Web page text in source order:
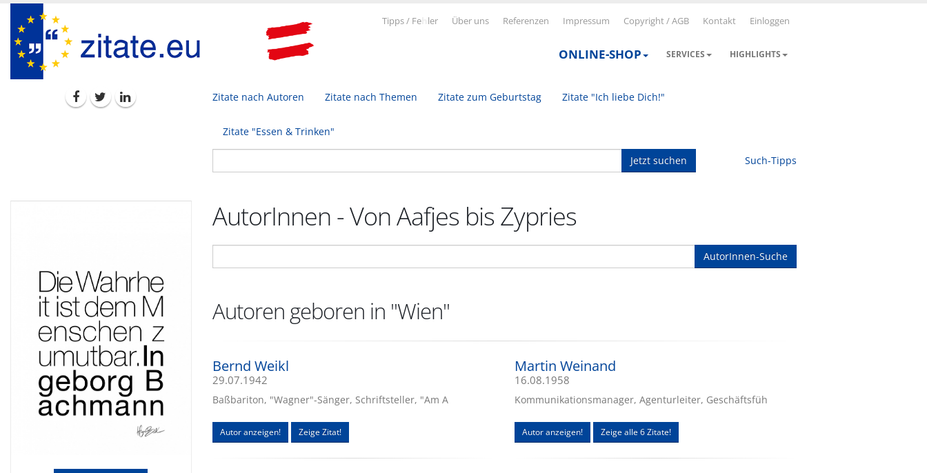
Tipps / Fe ler Über uns Referenzen Impressum Copyright / AGB Kontakt Einloggen
ONLINE-SHOP SERVICES HIGHLIGHTS
Zitate nach Autoren Zitate nach Themen Zitate zum Geburtstag Zitate "Ich liebe Dich!"
Zitate "Essen & Trinken"
Jetzt suchen Such-Tipps
AutorInnen - Von Aafjes bis Zypries
AutorInnen-Suche
Autoren geboren in "Wien"
Bernd Weikl
29.07.1942
Baßbariton, "Wagner"-Sänger, Schriftsteller, "Am A
Autor anzeigen! Zeige Zitat!
Martin Weinand
16.08.1958
Kommunikationsmanager, Agenturleiter, Geschäftsfüh
Autor anzeigen! Zeige alle 6 Zitate!